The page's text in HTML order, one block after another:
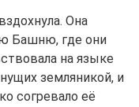
Она
Башню, где они
на языке
земляникой, и
согревало её